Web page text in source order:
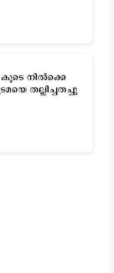
കൂടെ നില്‍ക്കെ
തല്ലിച്ചതച്ചു